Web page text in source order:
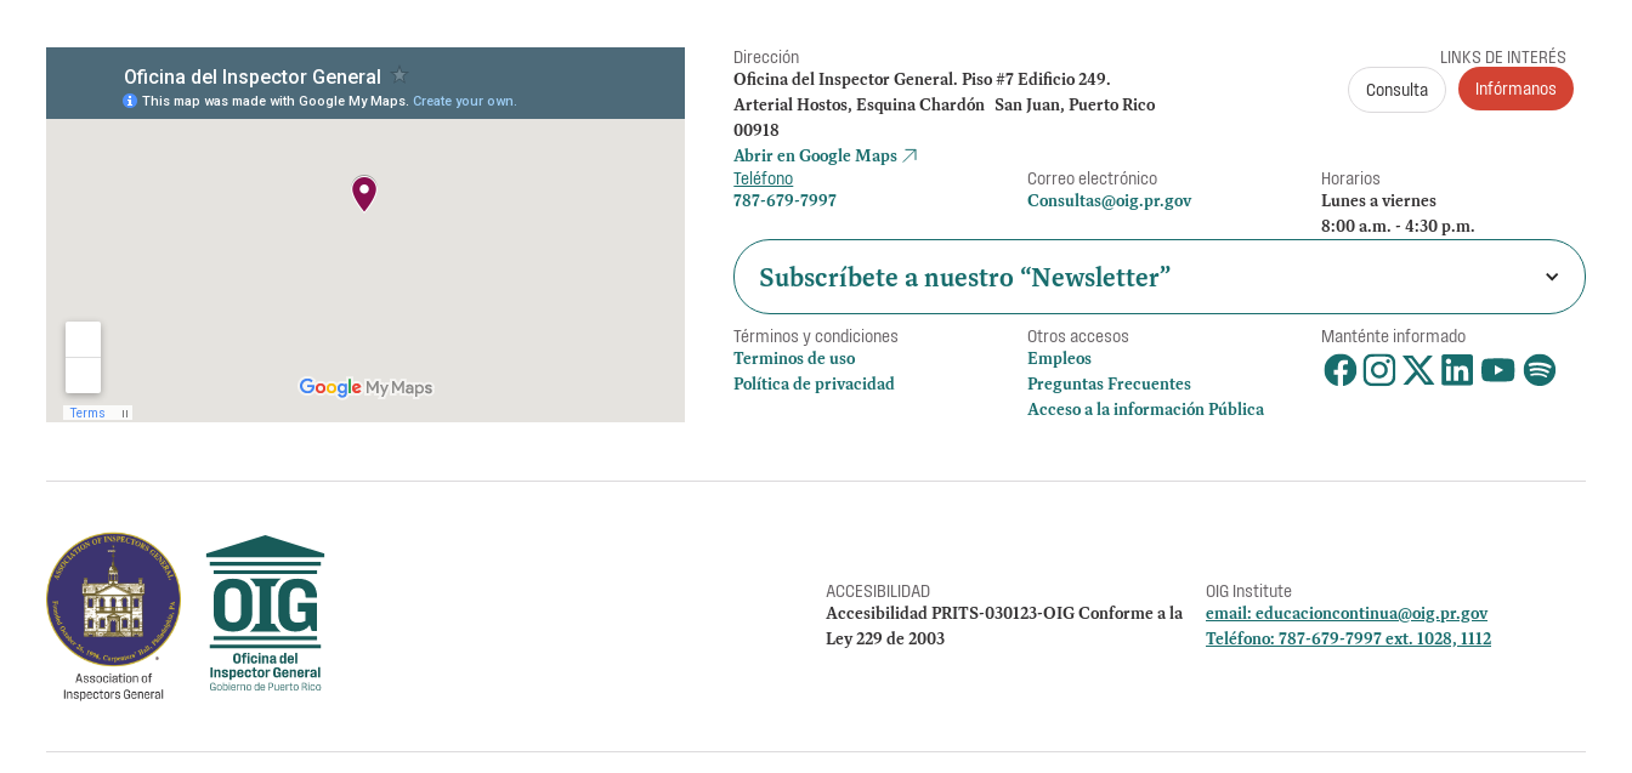
Dirección
Oficina del Inspector General. Piso #7 Edificio 249.
Arterial Hostos, Esquina Chardón San Juan, Puerto Rico
00918
Abrir en Google Maps
LINKS DE INTERÉS
Consulta
Infórmanos
Teléfono
787-679-7997
Correo electrónico
Consultas@oig.pr.gov
Horarios
Lunes a viernes
8:00 a.m. - 4:30 p.m.
Subscríbete a nuestro “Newsletter”
Términos y condiciones
Terminos de uso
Política de privacidad
Otros accesos
Empleos
Preguntas Frecuentes
Acceso a la información Pública
Manténte informado
ACCESIBILIDAD
Accesibilidad PRITS-030123-OIG Conforme a la
Ley 229 de 2003
OIG Institute
email: educacioncontinua@oig.pr.gov
Teléfono: 787-679-7997 ext. 1028, 1112